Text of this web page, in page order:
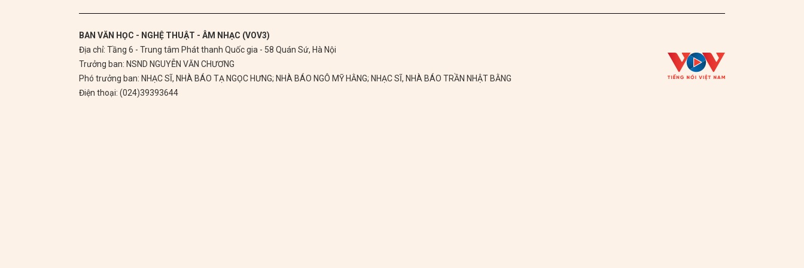
BAN VĂN HỌC - NGHỆ THUẬT - ÂM NHẠC (VOV3)
Địa chỉ: Tầng 6 - Trung tâm Phát thanh Quốc gia - 58 Quán Sứ, Hà Nội
Trưởng ban: NSND NGUYỄN VĂN CHƯƠNG
Phó trưởng ban: NHẠC SĨ, NHÀ BÁO TẠ NGỌC HƯNG; NHÀ BÁO NGÔ MỸ HẰNG; NHẠC SĨ, NHÀ BÁO TRẦN NHẬT BẰNG
Điện thoại: (024)39393644